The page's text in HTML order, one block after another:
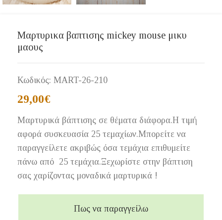
Μαρτυρικα βαπτισης mickey mouse μικυ
μαους
Κωδικός: MART-26-210
29,00€
Μαρτυρικά βάπτισης σε θέματα διάφορα.Η τιμή
αφορά συσκευασία 25 τεμαχίων.Μπορείτε να
παραγγείλετε ακριβώς όσα τεμάχια επιθυμείτε
πάνω από 25 τεμάχια.Ξεχωρίστε στην βάπτιση
σας χαρίζοντας μοναδικά μαρτυρικά !
Πως να παραγγείλω